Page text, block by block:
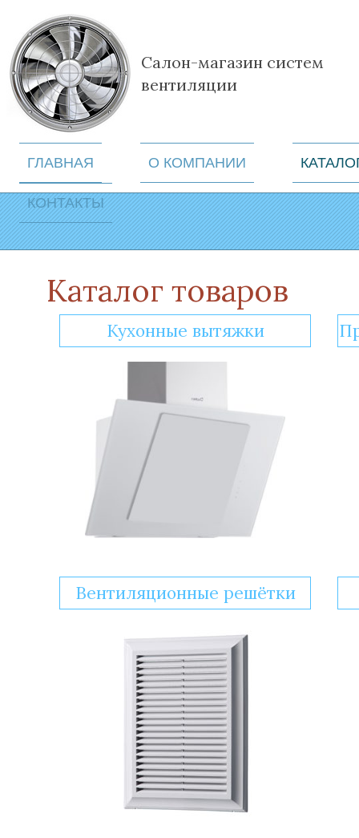
Салон-магазин систем
вентиляции
ГЛАВНАЯ О КОМПАНИИ
КОНТАКТЫ
Каталог товаров
Кухонные вытяжки
Вентиляционные решётки